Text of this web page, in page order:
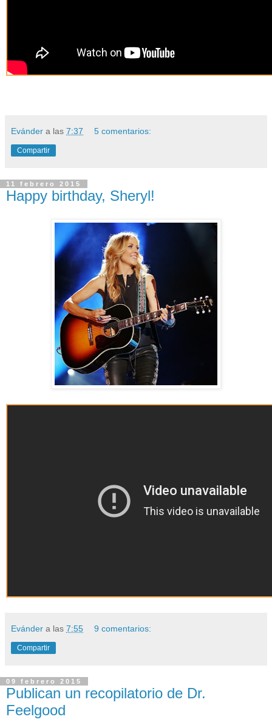
Evánder a las 7:37 5 comentarios:
Compartir
11 febrero 2015
Happy birthday, Sheryl!
Evánder a las 7:55 9 comentarios:
Compartir
09 febrero 2015
Publican un recopilatorio de Dr.
Feelgood